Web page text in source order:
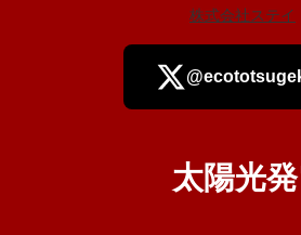
さらに読み込む
株式会社ステイ
太陽光